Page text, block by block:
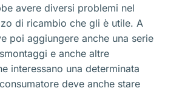
avere diversi problemi nel
di ricambio che gli è utile. A
poi aggiungere anche una serie
e anche altre
interessano una determinata
deve anche stare